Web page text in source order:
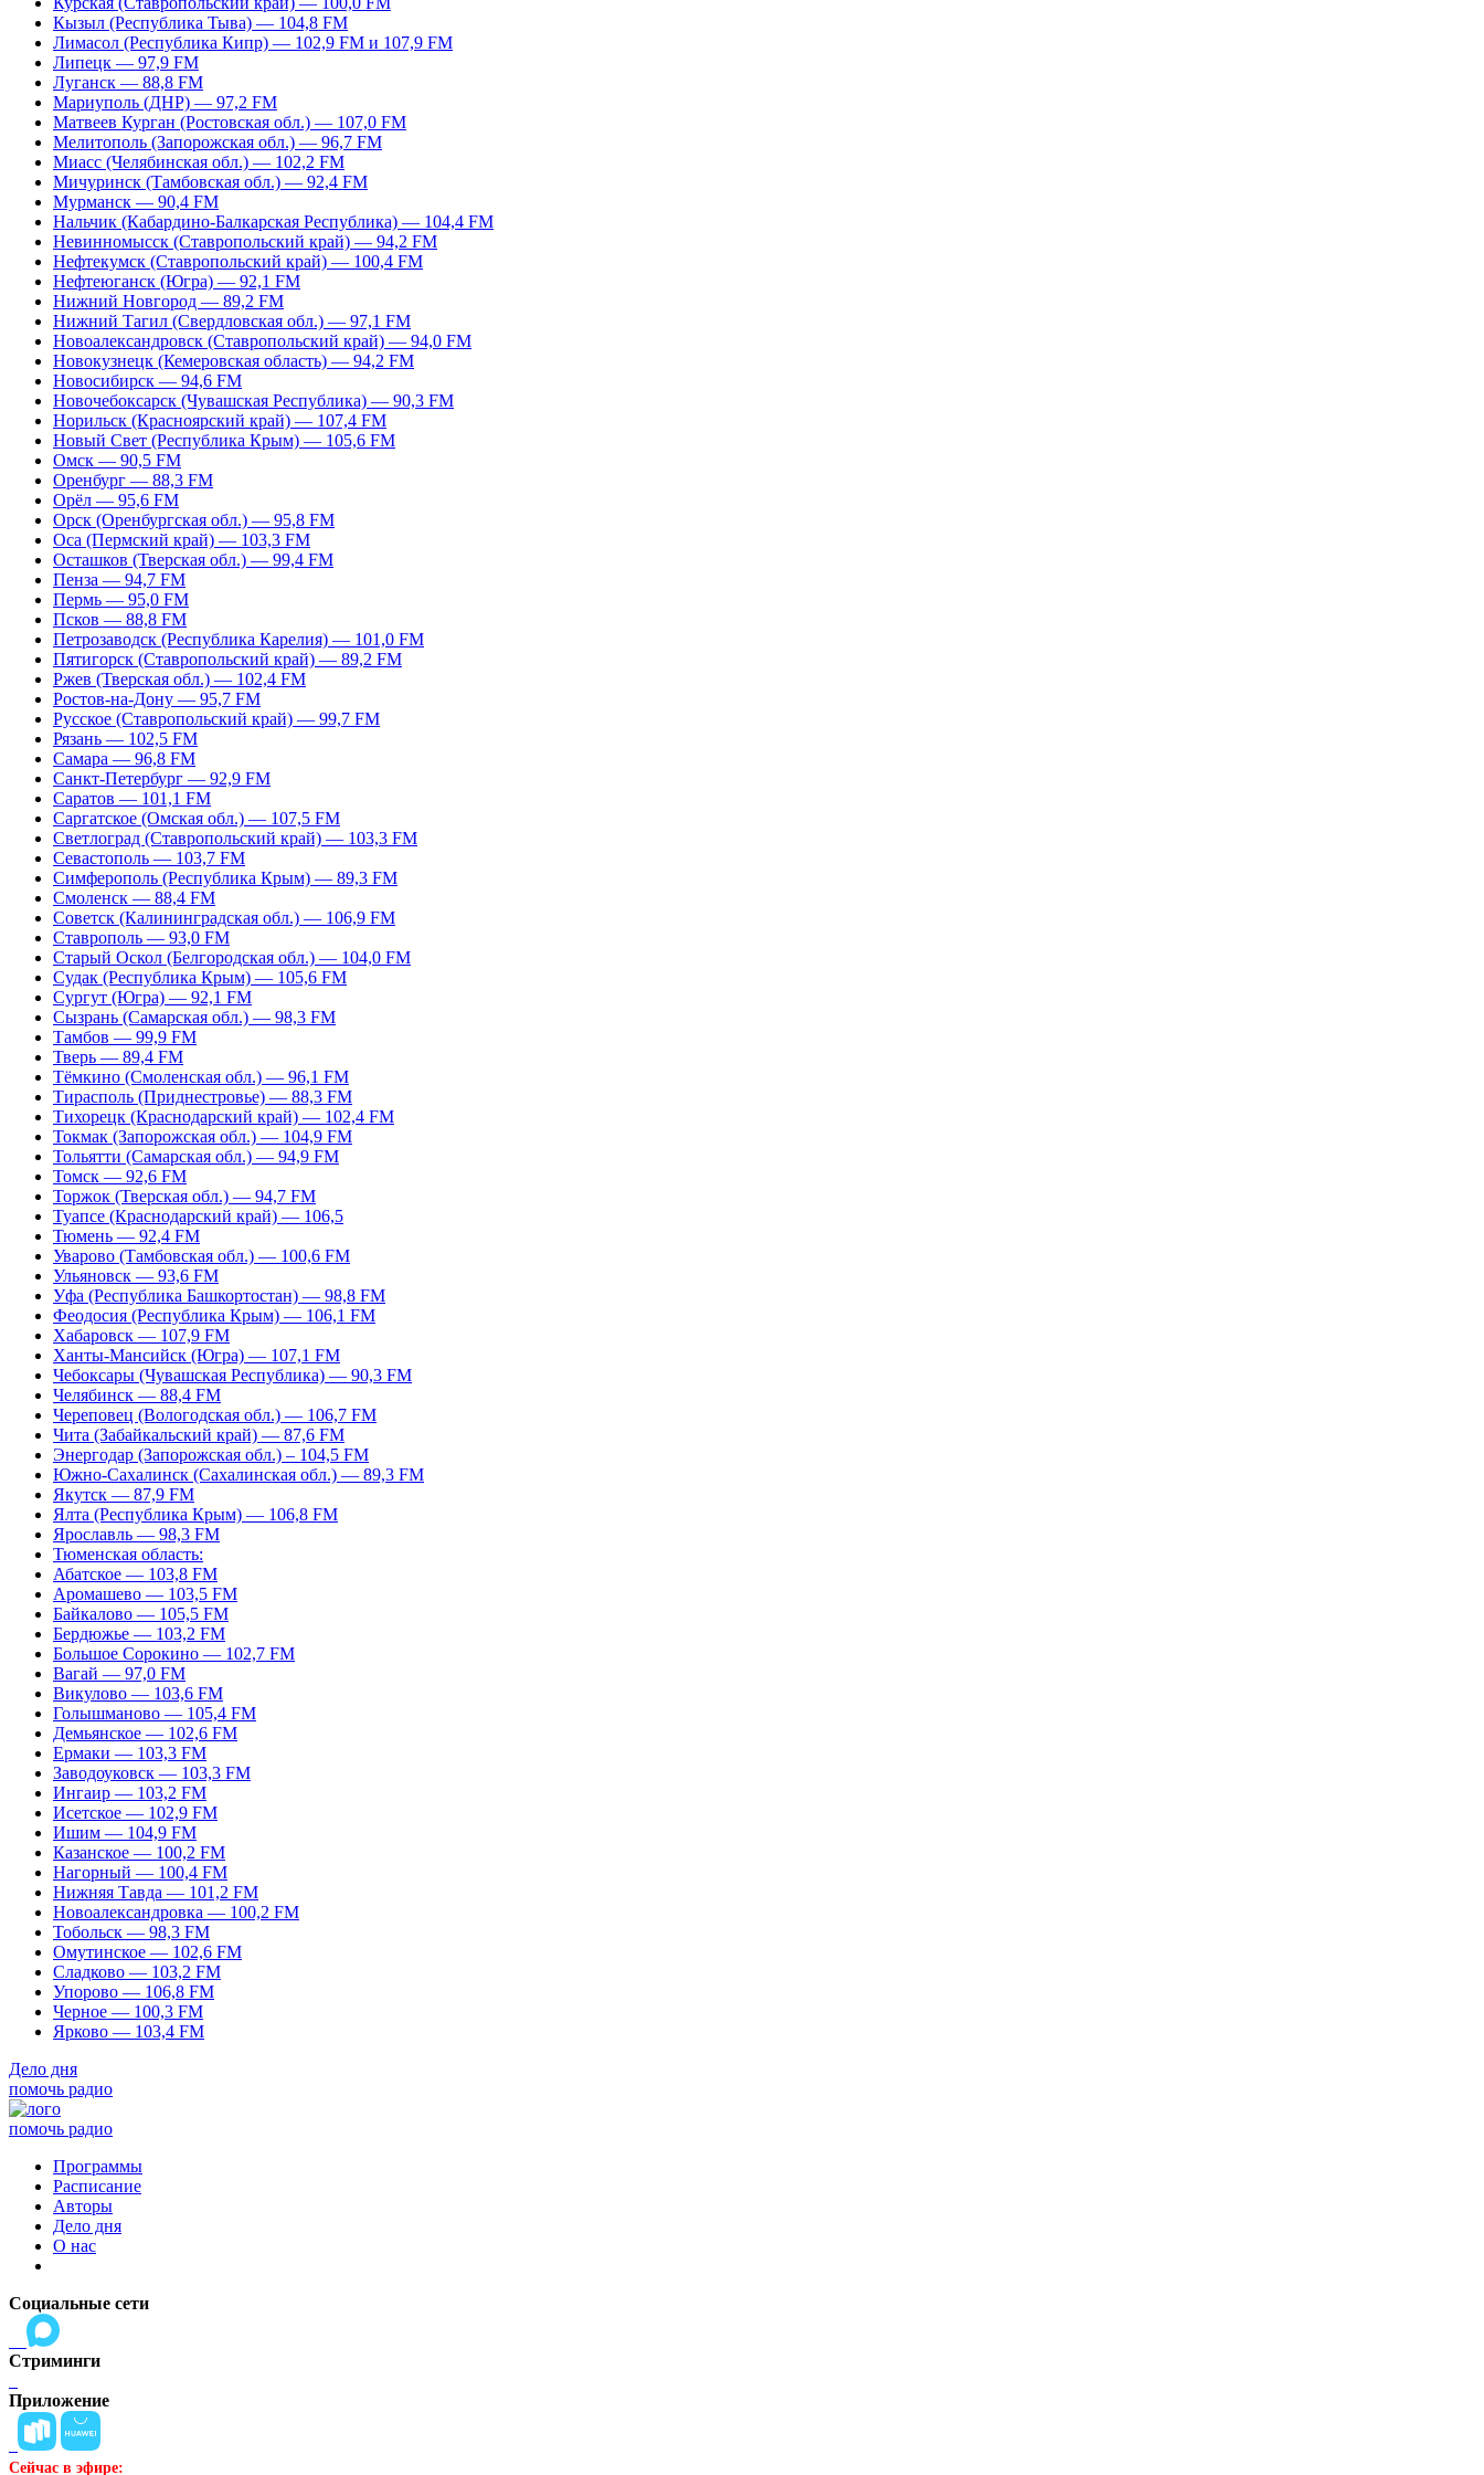
Кызыл (Республика Тыва) — 104,8 FM
Лимасол (Республика Кипр) — 102,9 FM и 107,9 FM
Липецк — 97,9 FM
Луганск — 88,8 FM
Мариуполь (ДНР) — 97,2 FM
Матвеев Курган (Ростовская обл.) — 107,0 FM
Мелитополь (Запорожская обл.) — 96,7 FM
Миасс (Челябинская обл.) — 102,2 FM
Мичуринск (Тамбовская обл.) — 92,4 FM
Мурманск — 90,4 FM
Нальчик (Кабардино-Балкарская Республика) — 104,4 FM
Невинномысск (Ставропольский край) — 94,2 FM
Нефтекумск (Ставропольский край) — 100,4 FM
Нефтеюганск (Югра) — 92,1 FM
Нижний Новгород — 89,2 FM
Нижний Тагил (Свердловская обл.) — 97,1 FM
Новоалександровск (Ставропольский край) — 94,0 FM
Новокузнецк (Кемеровская область) — 94,2 FM
Новосибирск — 94,6 FM
Новочебоксарск (Чувашская Республика) — 90,3 FM
Норильск (Красноярский край) — 107,4 FM
Новый Свет (Республика Крым) — 105,6 FM
Омск — 90,5 FM
Оренбург — 88,3 FM
Орёл — 95,6 FM
Орск (Оренбургская обл.) — 95,8 FM
Оса (Пермский край) — 103,3 FM
Осташков (Тверская обл.) — 99,4 FM
Пенза — 94,7 FM
Пермь — 95,0 FM
Псков — 88,8 FM
Петрозаводск (Республика Карелия) — 101,0 FM
Пятигорск (Ставропольский край) — 89,2 FM
Ржев (Тверская обл.) — 102,4 FM
Ростов-на-Дону — 95,7 FM
Русское (Ставропольский край) — 99,7 FM
Рязань — 102,5 FM
Самара — 96,8 FM
Санкт-Петербург — 92,9 FM
Саратов — 101,1 FM
Саргатское (Омская обл.) — 107,5 FM
Светлоград (Ставропольский край) — 103,3 FM
Севастополь — 103,7 FM
Симферополь (Республика Крым) — 89,3 FM
Смоленск — 88,4 FM
Советск (Калининградская обл.) — 106,9 FM
Ставрополь — 93,0 FM
Старый Оскол (Белгородская обл.) — 104,0 FM
Судак (Республика Крым) — 105,6 FM
Сургут (Югра) — 92,1 FM
Сызрань (Самарская обл.) — 98,3 FM
Тамбов — 99,9 FM
Тверь — 89,4 FM
Тёмкино (Смоленская обл.) — 96,1 FM
Тирасполь (Приднестровье) — 88,3 FM
Тихорецк (Краснодарский край) — 102,4 FM
Токмак (Запорожская обл.) — 104,9 FM
Тольятти (Самарская обл.) — 94,9 FM
Томск — 92,6 FM
Торжок (Тверская обл.) — 94,7 FM
Туапсе (Краснодарский край) — 106,5
Тюмень — 92,4 FM
Уварово (Тамбовская обл.) — 100,6 FM
Ульяновск — 93,6 FM
Уфа (Республика Башкортостан) — 98,8 FM
Феодосия (Республика Крым) — 106,1 FM
Хабаровск — 107,9 FM
Ханты-Мансийск (Югра) — 107,1 FM
Чебоксары (Чувашская Республика) — 90,3 FM
Челябинск — 88,4 FM
Череповец (Вологодская обл.) — 106,7 FM
Чита (Забайкальский край) — 87,6 FM
Энергодар (Запорожская обл.) – 104,5 FM
Южно-Сахалинск (Сахалинская обл.) — 89,3 FM
Якутск — 87,9 FM
Ялта (Республика Крым) — 106,8 FM
Ярославль — 98,3 FM
Тюменская область:
Абатское — 103,8 FM
Аромашево — 103,5 FM
Байкалово — 105,5 FM
Бердюжье — 103,2 FM
Большое Сорокино — 102,7 FM
Вагай — 97,0 FM
Викулово — 103,6 FM
Голышманово — 105,4 FM
Демьянское — 102,6 FM
Ермаки — 103,3 FM
Заводоуковск — 103,3 FM
Ингаир — 103,2 FM
Исетское — 102,9 FM
Ишим — 104,9 FM
Казанское — 100,2 FM
Нагорный — 100,4 FM
Нижняя Тавда — 101,2 FM
Новоалександровка — 100,2 FM
Тобольск — 98,3 FM
Омутинское — 102,6 FM
Сладково — 103,2 FM
Упорово — 106,8 FM
Черное — 100,3 FM
Ярково — 103,4 FM
Дело дня
помочь радио
помочь радио
Программы
Расписание
Авторы
Дело дня
О нас
Социальные сети
Стриминги
Приложение
Сейчас в эфире: